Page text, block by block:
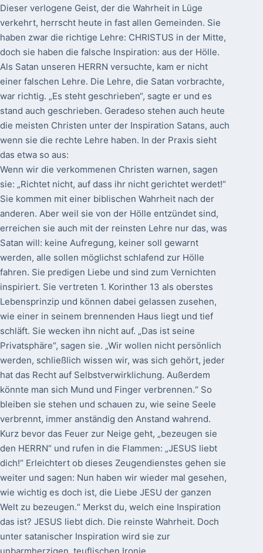
Dieser verlogene Geist, der die Wahrheit in Lüge
verkehrt, herrscht heute in fast allen Gemeinden. Sie
haben zwar die richtige Lehre: CHRISTUS in der Mitte,
doch sie haben die falsche Inspiration: aus der Hölle.
Als Satan unseren HERRN versuchte, kam er nicht
einer falschen Lehre. Die Lehre, die Satan vorbrachte,
war richtig. „Es steht geschrieben“, sagte er und es
stand auch geschrieben. Geradeso stehen auch heute
die meisten Christen unter der Inspiration Satans, auch
wenn sie die rechte Lehre haben. In der Praxis sieht
das etwa so aus:
Wenn wir die verkommenen Christen warnen, sagen
sie: „Richtet nicht, auf dass ihr nicht gerichtet werdet!“
Sie kommen mit einer biblischen Wahrheit nach der
anderen. Aber weil sie von der Hölle entzündet sind,
erreichen sie auch mit der reinsten Lehre nur das, was
Satan will: keine Aufregung, keiner soll gewarnt
werden, alle sollen möglichst schlafend zur Hölle
fahren. Sie predigen Liebe und sind zum Vernichten
inspiriert. Sie vertreten 1. Korinther 13 als oberstes
Lebensprinzip und können dabei gelassen zusehen,
wie einer in seinem brennenden Haus liegt und tief
schläft. Sie wecken ihn nicht auf. „Das ist seine
Privatsphäre“, sagen sie. „Wir wollen nicht persönlich
werden, schließlich wissen wir, was sich gehört, jeder
hat das Recht auf Selbstverwirklichung. Außerdem
könnte man sich Mund und Finger verbrennen.“ So
bleiben sie stehen und schauen zu, wie seine Seele
verbrennt, immer anständig den Anstand wahrend.
Kurz bevor das Feuer zur Neige geht, „bezeugen sie
den HERRN“ und rufen in die Flammen: „JESUS liebt
dich!“ Erleichtert ob dieses Zeugendienstes gehen sie
weiter und sagen: Nun haben wir wieder mal gesehen,
wie wichtig es doch ist, die Liebe JESU der ganzen
Welt zu bezeugen.“ Merkst du, welch eine Inspiration
das ist? JESUS liebt dich. Die reinste Wahrheit. Doch
unter satanischer Inspiration wird sie zur